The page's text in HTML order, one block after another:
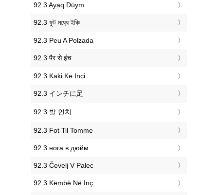
‎92.3 Ayaq Düym
‎92.3 ফুট মধ্যে ইঞ্চি
‎92.3 Peu A Polzada
‎92.3 पैर से इंच
‎92.3 Kaki Ke Inci
‎92.3 インチに足
‎92.3 발 인치
‎92.3 Fot Til Tomme
‎92.3 нога в дюйм
‎92.3 Čevelj V Palec
‎92.3 Këmbë Në Inç